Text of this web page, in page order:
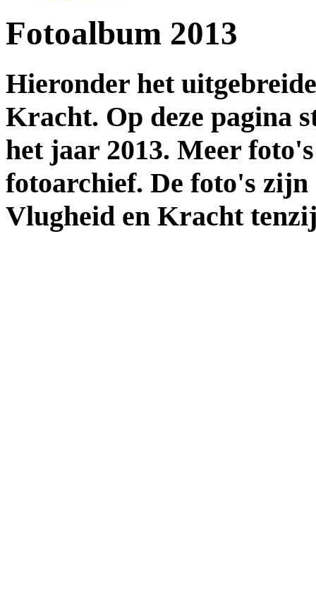
Fotoalbum 2013
Hieronder het
Kracht. Op deze pagina
het jaar 2013. Meer
fotoarchief. De foto's
Vlugheid en Kracht